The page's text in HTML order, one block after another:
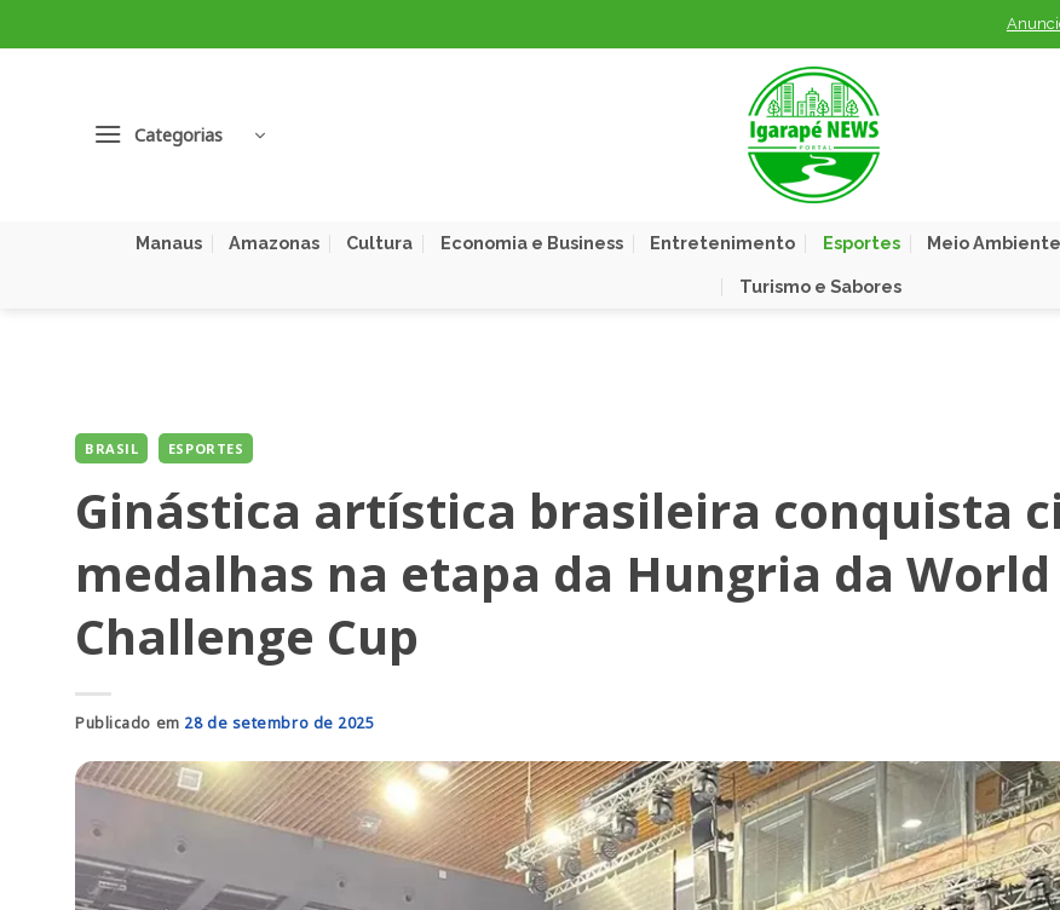
to
Categorias
Manaus Amazonas Cultura Economia e Business Entretenimento Esportes Meio Ambiente
Turismo e Sabores
BRASIL ESPORTES
Ginástica artística brasileira conquista
medalhas na etapa da Hungria da World
Challenge Cup
Publicado em 28 de setembro de 2025